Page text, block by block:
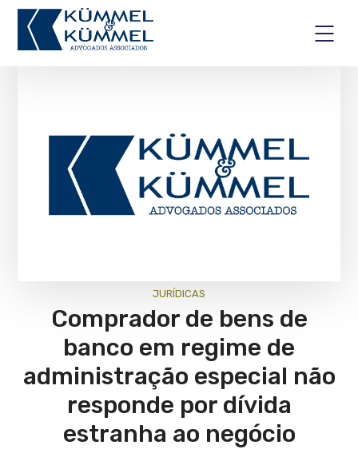
JURÍ­DICAS
Comprador de bens de
banco em regime de
administração especial não
responde por dívida
estranha ao negócio